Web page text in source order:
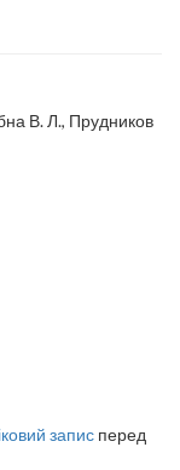
В. Л., Прудников
запис перед